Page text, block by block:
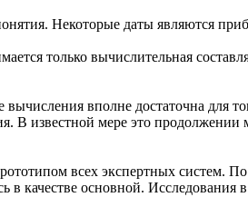
Некоторые даты являются
только вычислительная
вполне достаточна для
известной мере это продолжении
всех экспертных систем.
в качестве основной.